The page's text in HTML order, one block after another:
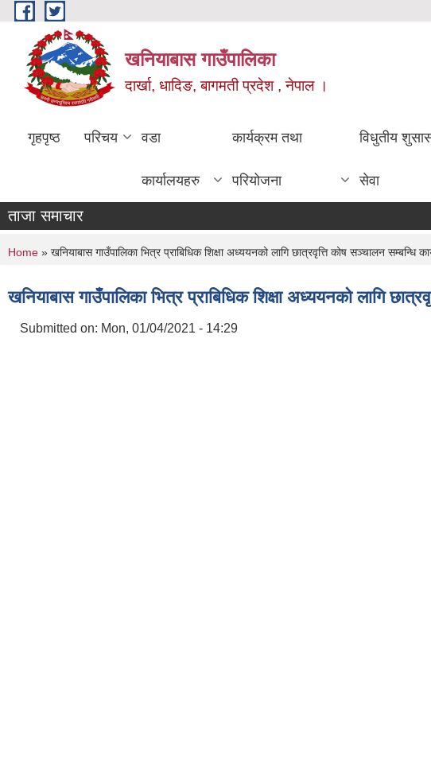
Skip to main content
खनियाबास गाउँपालिका
दार्खा, धादिङ, बागमती प्रदेश , नेपाल ।
गृहपृष्ठ परिचय वडा
कार्यालयहरु
कार्यक्रम तथा
परियोजना
विधुतीय
सेवा
ताजा समाचार
You are here
Home » खनियाबास गाउँपालिका भित्र प्राबिधिक शिक्षा अध्ययनको लागि छात्रवृत्ति कोष सञ्चालन सम्बन्धि
खनियाबास गाउँपालिका भित्र प्राबिधिक शिक्षा अध्ययनको लागि
Submitted on: Mon, 01/04/2021 - 14:29